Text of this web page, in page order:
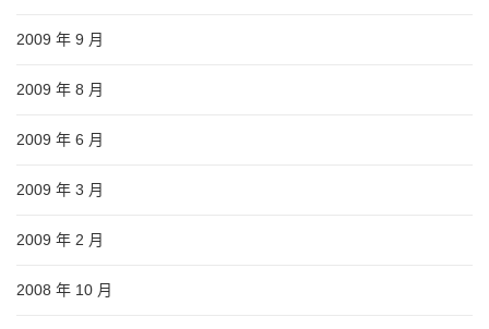
2009 年 9 月
2009 年 8 月
2009 年 6 月
2009 年 3 月
2009 年 2 月
2008 年 10 月